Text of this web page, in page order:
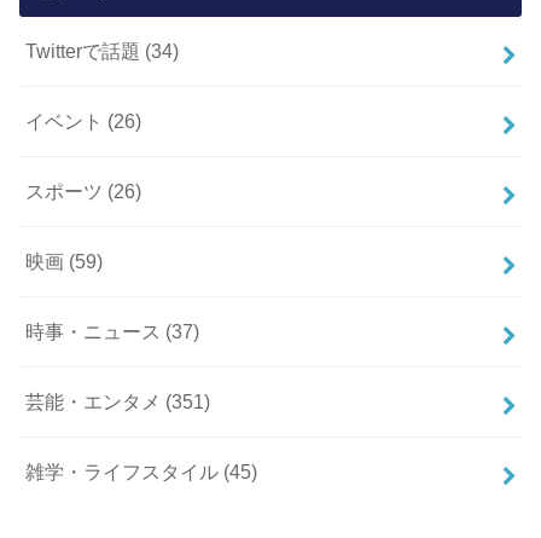
Twitterで話題 (34)
イベント (26)
スポーツ (26)
映画 (59)
時事・ニュース (37)
芸能・エンタメ (351)
雑学・ライフスタイル (45)